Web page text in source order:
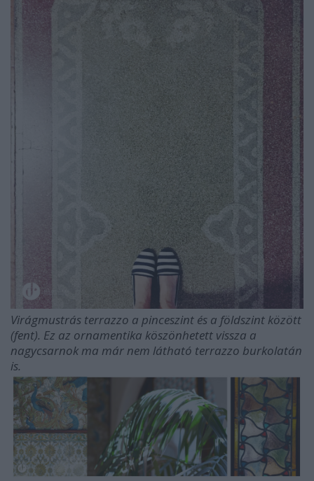
Virágmustrás terrazzo a pinceszint és a földszint között
(fent). Ez az ornamentika köszönhetett vissza a
nagycsarnok ma már nem látható terrazzo burkolatán
is.